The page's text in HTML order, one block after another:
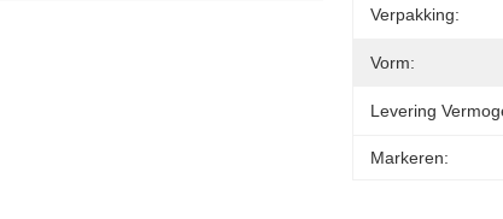
Verpakking:
Vorm:
Levering
Markeren: